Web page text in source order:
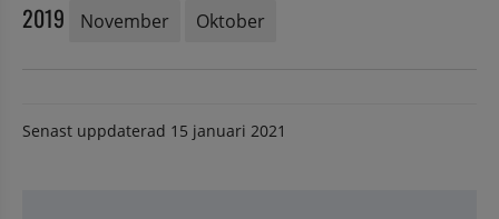
2019 November Oktober
Senast uppdaterad 15 januari 2021